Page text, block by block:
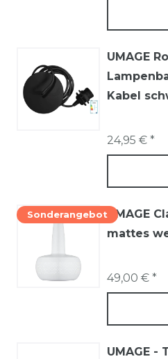
UMAGE
Kabel
24,95 € *
SonderangebotUMAGE
mattes
49,00 € *
UMAGE -